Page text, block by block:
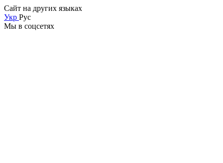
Сайт на других языках
Укр Рус
Мы в соцсетях